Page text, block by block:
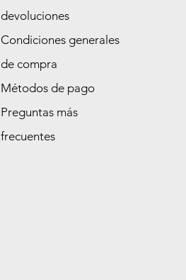
devoluciones
Condiciones generales
de compra
Métodos de pago
Preguntas más
frecuentes